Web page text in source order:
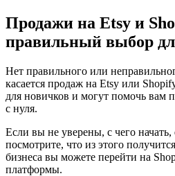
Продажи на Etsy и
правильный выбор
Нет правильного или
касается продаж на Etsy или
для новичков и могут помочь вам
с нуля.
Если вы не уверены, с чего начать,
посмотрите, что из этого
бизнеса вы можете перейти на
платформы.